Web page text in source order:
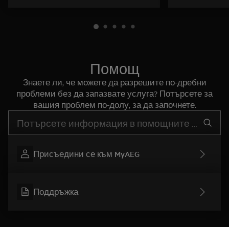
Помощ
Знаете ли, че можете да разрешите по-дребни
проблеми без да запазвате услуга? Потърсете за
вашия проблем по-долу, за да започнете.
Присъедини се към MyAEG
Поддръжка